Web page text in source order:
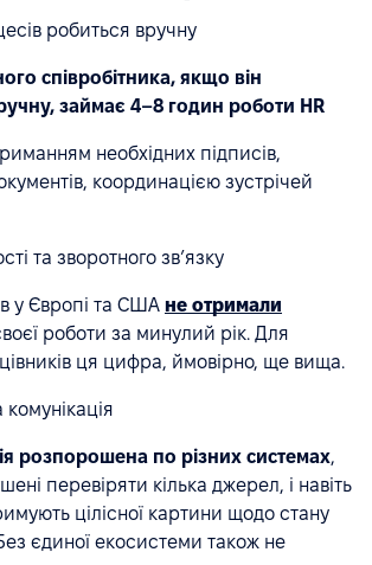
робиться вручну
співробітника, якщо він
займає 4–8 годин роботи HR
необхідних підписів,
координацією зустрічей
та зворотного зв’язку
у Європі та США не отримали
роботи за минулий рік. Для
ця цифра, ймовірно, ще вища.
розпорошена по різних системах,
перевіряти кілька джерел, і навіть
цілісної картини щодо стану
єдиної екосистеми також не